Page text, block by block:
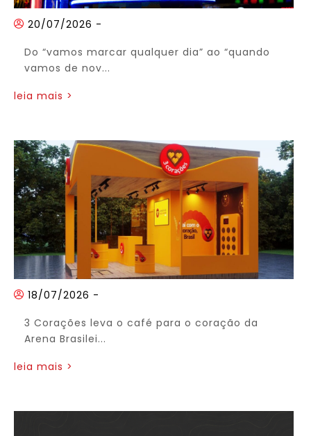
20/07/2026 -
Do “vamos marcar qualquer dia” ao “quando
vamos de nov...
leia mais >
18/07/2026 -
3 Corações leva o café para o coração da
Arena Brasilei...
leia mais >